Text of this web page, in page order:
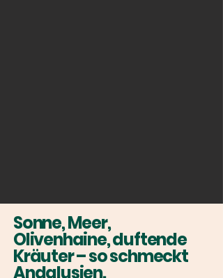
Sonne, Meer,
Olivenhaine, duftende
Kräuter – so schmeckt
Andalusien.